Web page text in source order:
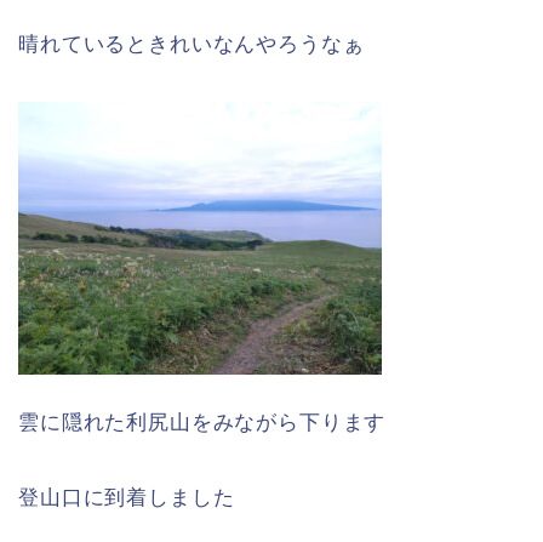
晴れているときれいなんやろうなぁ
雲に隠れた利尻山をみながら下ります
登山口に到着しました